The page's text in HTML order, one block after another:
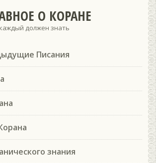
О КОРАНЕ
должен знать
Писания
знания